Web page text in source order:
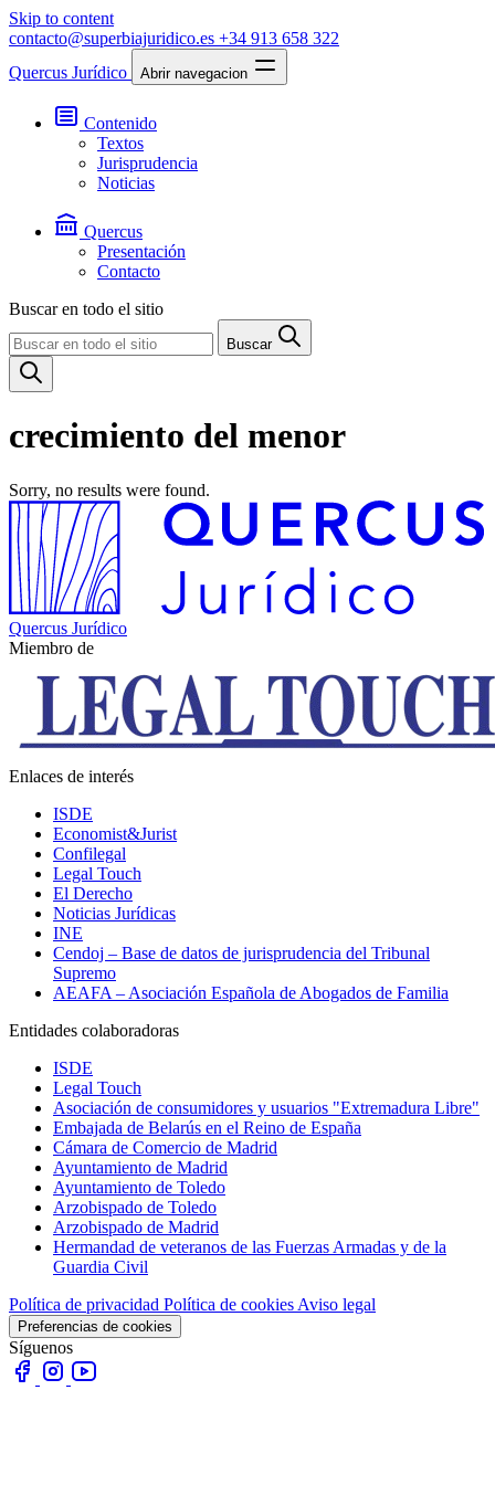
Skip to content
contacto@superbiajuridico.es +34 913 658 322
Quercus Jurídico
Abrir navegacion
Contenido
Textos
Jurisprudencia
Noticias
Quercus
Presentación
Contacto
Buscar en todo el sitio
Buscar
crecimiento del menor
Sorry, no results were found.
Quercus Jurídico
Miembro de
Enlaces de interés
ISDE
Economist&Jurist
Confilegal
Legal Touch
El Derecho
Noticias Jurídicas
INE
Cendoj – Base de datos de jurisprudencia del Tribunal
Supremo
AEAFA – Asociación Española de Abogados de Familia
Entidades colaboradoras
ISDE
Legal Touch
Asociación de consumidores y usuarios "Extremadura Libre"
Embajada de Belarús en el Reino de España
Cámara de Comercio de Madrid
Ayuntamiento de Madrid
Ayuntamiento de Toledo
Arzobispado de Toledo
Arzobispado de Madrid
Hermandad de veteranos de las Fuerzas Armadas y de la
Guardia Civil
Política de privacidad Política de cookies Aviso legal
Preferencias de cookies
Síguenos